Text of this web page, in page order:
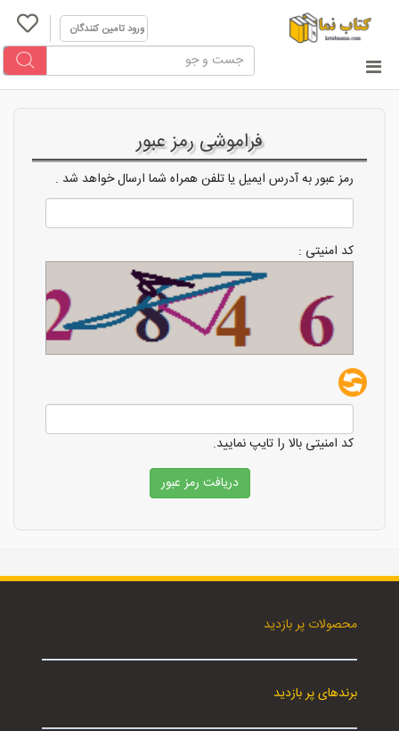
ورود تامین کنندگان
فراموشی رمز عبور
رمز عبور به آدرس ایمیل یا تلفن همراه شما ارسال خواهد شد .
کد امنیتی :
کد امنیتی بالا را تایپ نمایید.
محصولات پر بازدید
برندهای پر بازدید